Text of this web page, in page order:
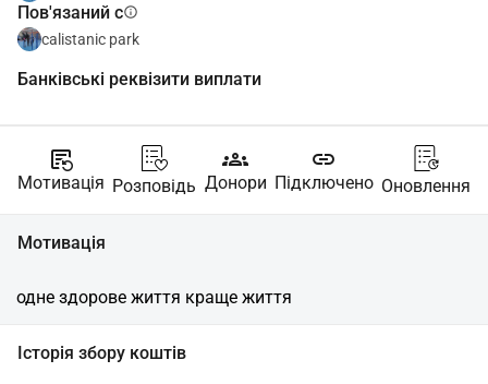
Пов'язаний сinfo
calistanic park
Банківські реквізити виплати
source_notes
Мотивація Розповідь
groups
Донори
link
Підключено Оновлення
Мотивація
одне здорове життя краще життя
Історія збору коштів